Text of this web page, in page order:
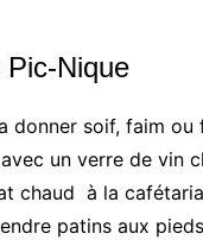
Nique
donner soif, faim ou
un verre de vin
chaud à la
patins aux